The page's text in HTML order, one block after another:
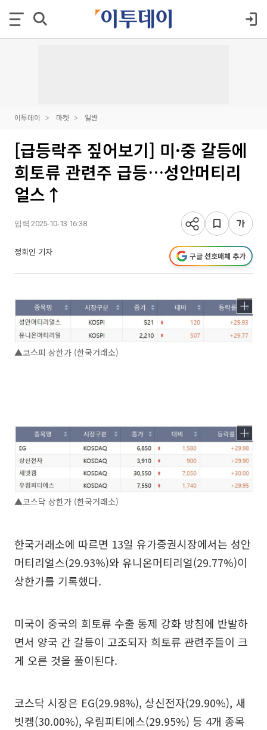
이투데이 마켓 일반
[급등락주 짚어보기] 미·중 갈등에
희토류 관련주 급등…성안머티리
얼스↑
입력 2025-10-13 16:38
정회인 기자 구글 선호매체 추가
▲코스피 상한가 (한국거래소)
▲코스닥 상한가 (한국거래소)
한국거래소에 따르면 13일 유가증권시장에서는 성안
머티리얼스(29.93%)와 유니온머티리얼(29.77%)이
상한가를 기록했다.
미국이 중국의 희토류 수출 통제 강화 방침에 반발하
면서 양국 간 갈등이 고조되자 희토류 관련주들이 크
게 오른 것을 풀이된다.
코스닥 시장은 EG(29.98%), 상신전자(29.90%), 새
빗켐(30.00%), 우림피티에스(29.95%) 등 4개 종목